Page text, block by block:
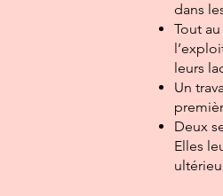
dans
Tout
leurs
Un
Deux
Elles